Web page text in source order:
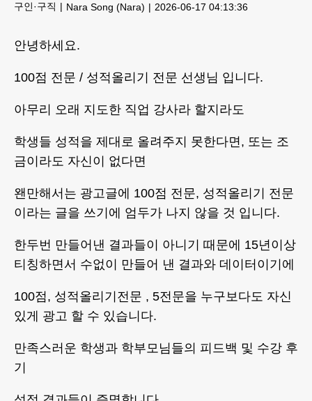
구인·구직 Nara Song (Nara) 2026-06-17 04:13:36
안녕하세요.
100점 전문 / 성적올리기 전문 선생님 입니다.
아무리 오래 지도한 직업 강사라 할지라도
학생들 성적을 제대로 올려주지 못한다면, 또는 조
금이라도 자신이 없다면
왠만해서는 광고글에 100점 전문, 성적올리기 전문
이라는 글을 쓰기에 엄두가 나지 않을 것 입니다.
한두번 만들어낸 결과들이 아니기 때문에 15년이상
티칭하면서 수없이 만들어 낸 결과와 데이터이기에
100점, 성적올리기전문 , 5전문을 누구보다도 자신
있게 광고 할 수 있습니다.
만족스러운 학생과 학부모님들의 피드백 및 수강 후
기